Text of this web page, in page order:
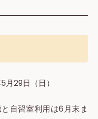
29日（日）
自習室利用は6月末ま